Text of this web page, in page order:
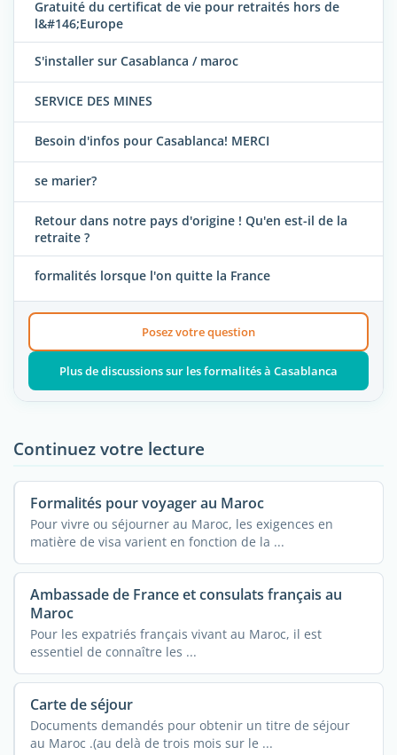
Gratuité du certificat de vie pour retraités hors de
l&#146;Europe
S'installer sur Casablanca / maroc
SERVICE DES MINES
Besoin d'infos pour Casablanca! MERCI
se marier?
Retour dans notre pays d'origine ! Qu'en est-il de la
retraite ?
formalités lorsque l'on quitte la France
Posez votre question
Plus de discussions sur les formalités à Casablanca
Continuez votre lecture
Formalités pour voyager au Maroc
Pour vivre ou séjourner au Maroc, les exigences en
matière de visa varient en fonction de la ...
Ambassade de France et consulats français au
Maroc
Pour les expatriés français vivant au Maroc, il est
essentiel de connaître les ...
Carte de séjour
Documents demandés pour obtenir un titre de séjour
au Maroc .(au delà de trois mois sur le ...